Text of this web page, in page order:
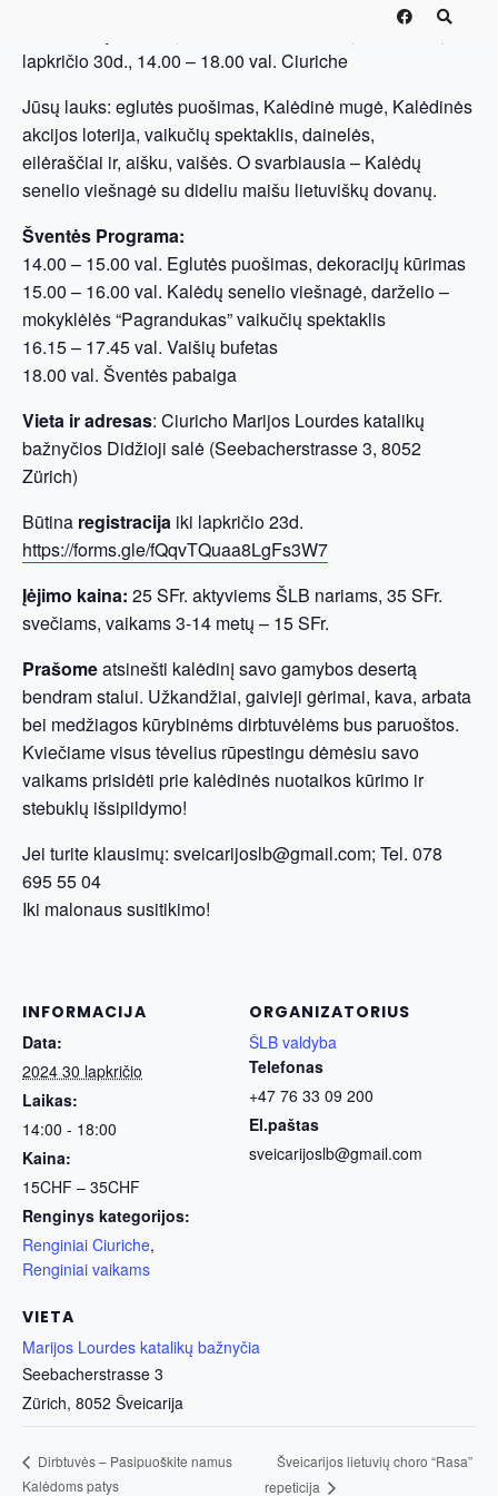
Kvietimas į tradicinę A D V E N T O šventę 2024 metų
lapkričio 30d., 14.00 – 18.00 val. Ciuriche
Jūsų lauks: eglutės puošimas, Kalėdinė mugė, Kalėdinės
akcijos loterija, vaikučių spektaklis, dainelės,
eilėraščiai ir, aišku, vaišės. O svarbiausia – Kalėdų
senelio viešnagė su dideliu maišu lietuviškų dovanų.
Šventės Programa:
14.00 – 15.00 val. Eglutės puošimas, dekoracijų kūrimas
15.00 – 16.00 val. Kalėdų senelio viešnagė, darželio –
mokyklėlės “Pagrandukas” vaikučių spektaklis
16.15 – 17.45 val. Vaišių bufetas
18.00 val. Šventės pabaiga
Vieta ir adresas: Ciuricho Marijos Lourdes katalikų
bažnyčios Didžioji salė (Seebacherstrasse 3, 8052
Zürich)
Būtina registracija iki lapkričio 23d.
https://forms.gle/fQqvTQuaa8LgFs3W7
Įėjimo kaina: 25 SFr. aktyviems ŠLB nariams, 35 SFr.
svečiams, vaikams 3-14 metų – 15 SFr.
Prašomeatsinešti kalėdinį savo gamybos desertą
bendram stalui. Užkandžiai, gaivieji gėrimai, kava, arbata
bei medžiagos kūrybinėms dirbtuvėlėms bus paruoštos.
Kviečiame visus tėvelius rūpestingu dėmėsiu savo
vaikams prisidėti prie kalėdinės nuotaikos kūrimo ir
stebuklų išsipildymo!
Jei turite klausimų: sveicarijoslb@gmail.com; Tel. 078
695 55 04
Iki malonaus susitikimo!
INFORMACIJA
Data:
2024 30 lapkričio
Laikas:
14:00 - 18:00
Kaina:
15CHF – 35CHF
Renginys kategorijos:
Renginiai Ciuriche,
Renginiai vaikams
VIETA
Marijos Lourdes katalikų bažnyčia
Seebacherstrasse 3
Zürich, 8052 Šveicarija
ORGANIZATORIUS
ŠLB valdyba
Telefonas
+47 76 33 09 200
El.paštas
sveicarijoslb@gmail.com
Dirbtuvės – Pasipuoškite namus
Kalėdoms patys
Šveicarijos lietuvių choro “Rasa”
repeticija